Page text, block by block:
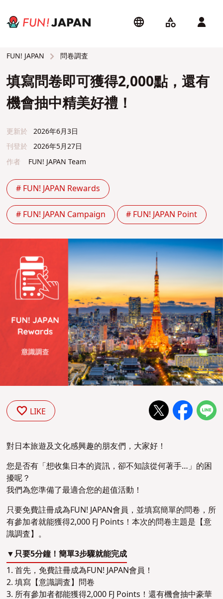
FUN! JAPAN 問卷調査
填寫問卷即可獲得2,000點，還有
機會抽中精美好禮！
更新於
2026年6月3日
刊登於
2026年5月27日
作者
FUN! JAPAN Team
# FUN! JAPAN Rewards
# FUN! JAPAN Campaign # FUN! JAPAN Point
LIKE
對日本旅遊及文化感興趣的朋友們，大家好！
您是否有「想收集日本的資訊，卻不知該從何著手…」的困
擾呢？
我們為您準備了最適合您的超值活動！
只要免費註冊成為FUN! JAPAN會員，並填寫簡單的問卷，所
有參加者就能獲得2,000 FJ Points！本次的問卷主題是【意
識調査】。
▼只要5分鐘！簡單3步驟就能完成
1. 首先，免費註冊成為FUN! JAPAN會員！
2. 填寫【意識調査】問卷
3. 所有參加者都能獲得2,000 FJ Points！還有機會抽中豪華